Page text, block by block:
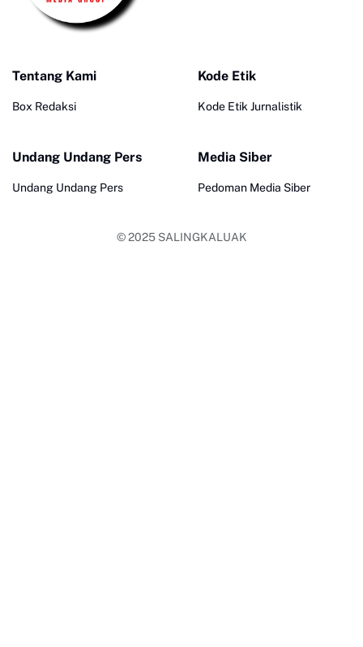
Tentang Kami
Box Redaksi
Kode Etik
Kode Etik Jurnalistik
Undang Undang Pers
Undang Undang Pers
Media Siber
Pedoman Media Siber
© 2025 SALINGKALUAK